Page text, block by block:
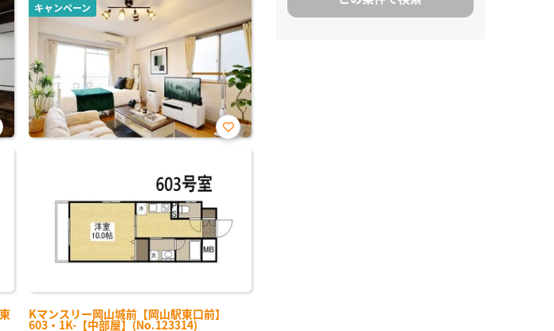
キャンペーン
Kマンスリー岡山城前【岡山駅東口前】
603・1K-【中部屋】(No.123314)
お気